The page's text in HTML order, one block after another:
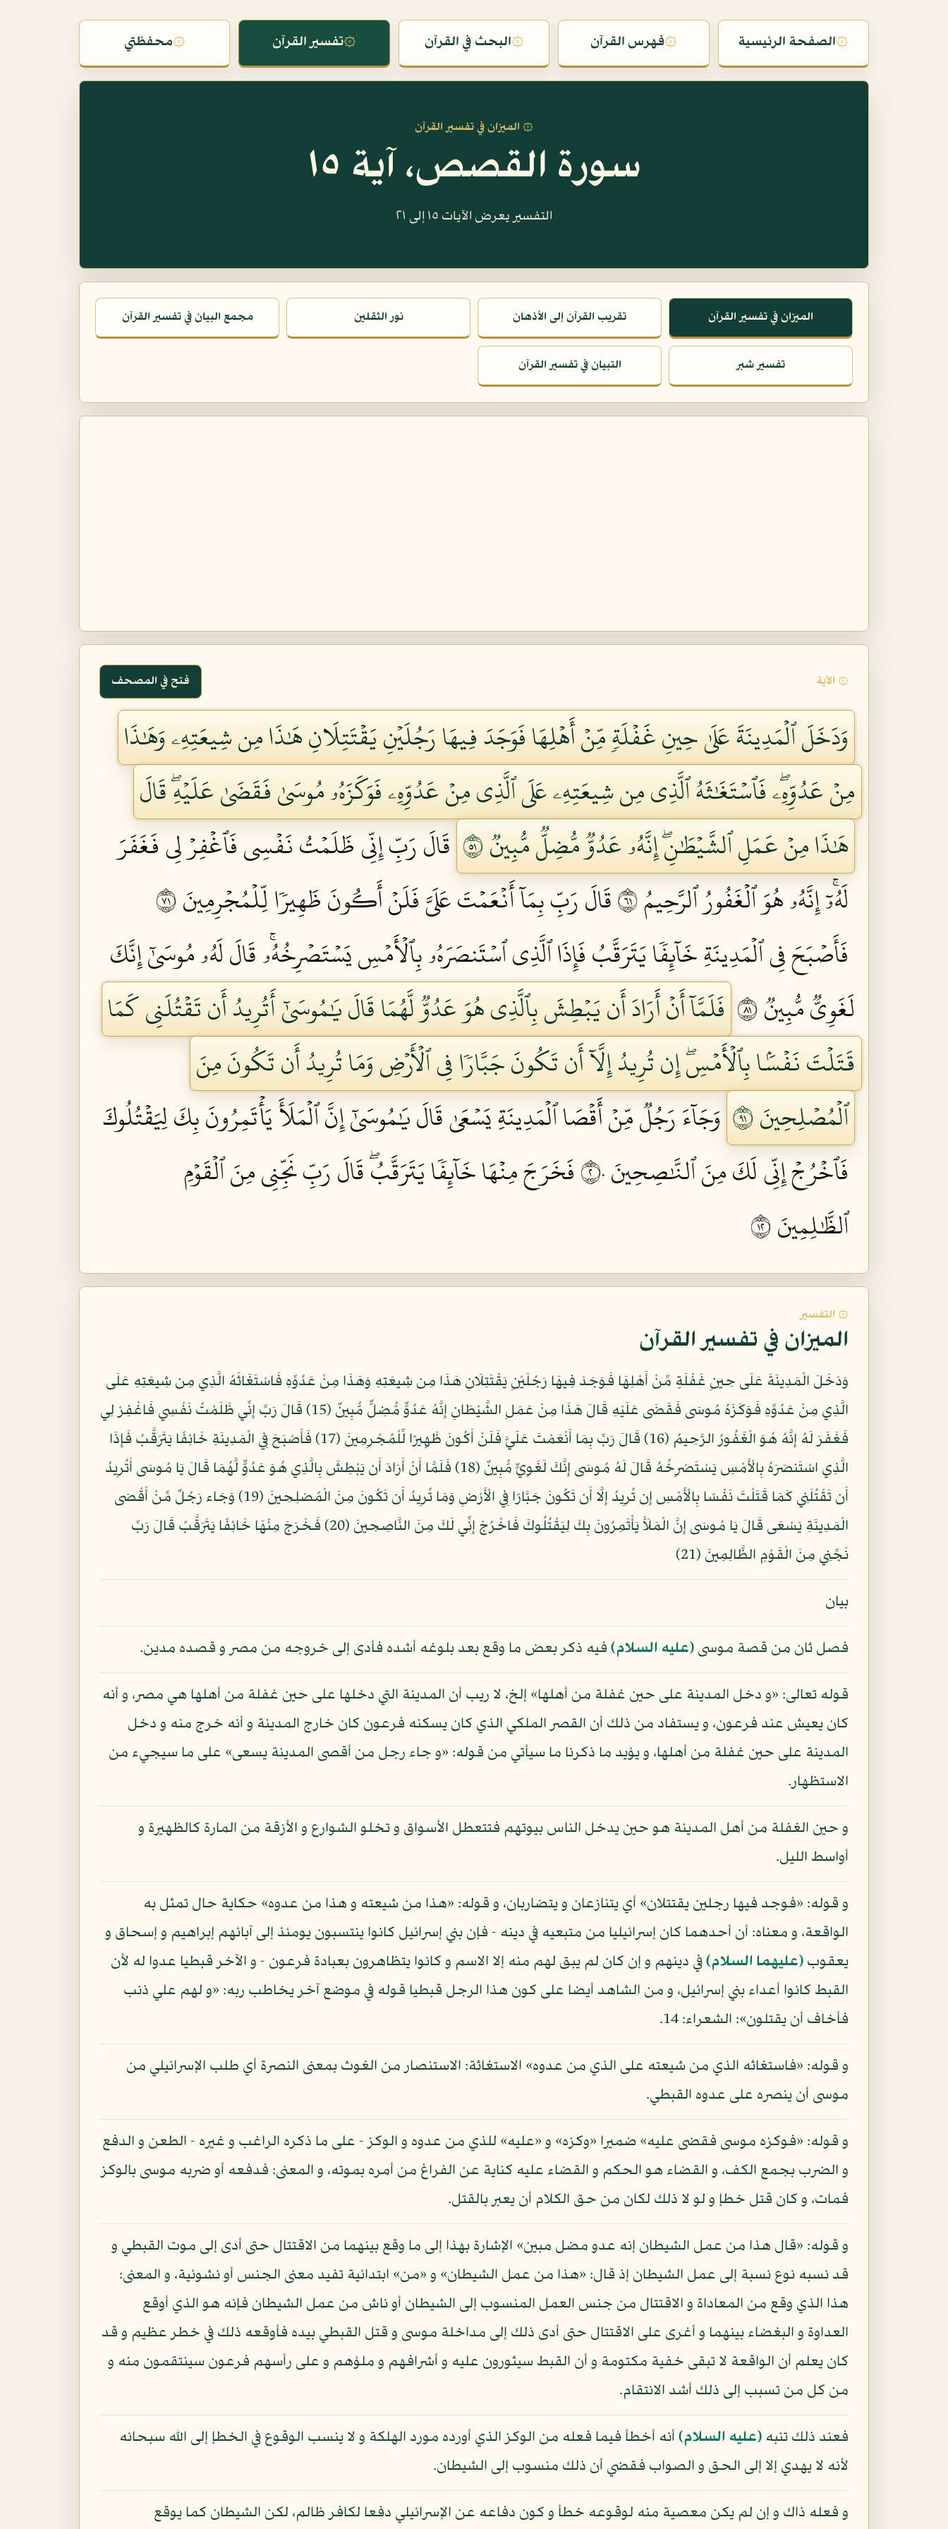
۞الصفحة الرئيسية ۞فهرس القرآن ۞البحث في القرآن ۞تفسير القرآن ۞محفظتي
۞ الميزان في تفسير القرآن
سورة القصص، آية ١٥
التفسير يعرض الآيات ١٥ إلى ٢١
الميزان في تفسير القرآن تقريب القرآن إلى الأذهان نور الثقلين مجمع البيان في تفسير القرآن
تفسير شبر التبيان في تفسير القرآن
۞ الآية فتح في المصحف
وَدَخَلَ ٱلۡمَدِينَةَ عَلَىٰ حِينِ غَفۡلَةٖ مِّنۡ أَهۡلِهَا فَوَجَدَ فِيهَا رَجُلَيۡنِ يَقۡتَتِلَانِ هَٰذَا مِن شِيعَتِهِۦ وَهَٰذَا
مِنۡ عَدُوِّهِۦۖ فَٱسۡتَغَٰثَهُ ٱلَّذِي مِن شِيعَتِهِۦ عَلَى ٱلَّذِي مِنۡ عَدُوِّهِۦ فَوَكَزَهُۥ مُوسَىٰ فَقَضَىٰ عَلَيۡهِۖ قَالَ
هَٰذَا مِنۡ عَمَلِ ٱلشَّيۡطَٰنِۖ إِنَّهُۥ عَدُوّٞ مُّضِلّٞ مُّبِينٞ ١٥
قَالَ رَبِّ إِنِّي ظَلَمۡتُ نَفۡسِي فَٱغۡفِرۡ لِي فَغَفَرَ
لَهُۥٓۚ إِنَّهُۥ هُوَ ٱلۡغَفُورُ ٱلرَّحِيمُ ١٦
قَالَ رَبِّ بِمَآ أَنۡعَمۡتَ عَلَيَّ فَلَنۡ أَكُونَ ظَهِيرٗا لِّلۡمُجۡرِمِينَ ١٧
فَأَصۡبَحَ فِي ٱلۡمَدِينَةِ خَآئِفٗا يَتَرَقَّبُ فَإِذَا ٱلَّذِي ٱسۡتَنصَرَهُۥ بِٱلۡأَمۡسِ يَسۡتَصۡرِخُهُۥۚ قَالَ لَهُۥ مُوسَىٰٓ إِنَّكَ
لَغَوِيّٞ مُّبِينٞ ١٨
فَلَمَّآ أَنۡ أَرَادَ أَن يَبۡطِشَ بِٱلَّذِي هُوَ عَدُوّٞ لَّهُمَا قَالَ يَٰمُوسَىٰٓ أَتُرِيدُ أَن تَقۡتُلَنِي كَمَا
قَتَلۡتَ نَفۡسَۢا بِٱلۡأَمۡسِۖ إِن تُرِيدُ إِلَّآ أَن تَكُونَ جَبَّارٗا فِي ٱلۡأَرۡضِ وَمَا تُرِيدُ أَن تَكُونَ مِنَ
ٱلۡمُصۡلِحِينَ ١٩
وَجَآءَ رَجُلٞ مِّنۡ أَقۡصَا ٱلۡمَدِينَةِ يَسۡعَىٰ قَالَ يَٰمُوسَىٰٓ إِنَّ ٱلۡمَلَأَ يَأۡتَمِرُونَ بِكَ لِيَقۡتُلُوكَ
فَٱخۡرُجۡ إِنِّي لَكَ مِنَ ٱلنَّٰصِحِينَ ٢٠
فَخَرَجَ مِنۡهَا خَآئِفٗا يَتَرَقَّبُۖ قَالَ رَبِّ نَجِّنِي مِنَ ٱلۡقَوۡمِ
ٱلظَّٰلِمِينَ ٢١
۞ التفسير
الميزان في تفسير القرآن
وَدَخَلَ الْمَدِينَةَ عَلَى حِينِ غَفْلَةٍ مِّنْ أَهْلِهَا فَوَجَدَ فِيهَا رَجُلَيْنِ يَقْتَتِلَانِ هَذَا مِن شِيعَتِهِ وَهَذَا مِنْ عَدُوِّهِ فَاسْتَغَاثَهُ الَّذِي مِن شِيعَتِهِ عَلَى
الَّذِي مِنْ عَدُوِّهِ فَوَكَزَهُ مُوسَى فَقَضَى عَلَيْهِ قَالَ هَذَا مِنْ عَمَلِ الشَّيْطَانِ إِنَّهُ عَدُوٌّ مُّضِلٌّ مُّبِينٌ (15) قَالَ رَبِّ إِنِّي ظَلَمْتُ نَفْسِي فَاغْفِرْ لِي
فَغَفَرَ لَهُ إِنَّهُ هُوَ الْغَفُورُ الرَّحِيمُ (16) قَالَ رَبِّ بِمَا أَنْعَمْتَ عَلَيَّ فَلَنْ أَكُونَ ظَهِيرًا لِّلْمُجْرِمِينَ (17) فَأَصْبَحَ فِي الْمَدِينَةِ خَائِفًا يَتَرَقَّبُ فَإِذَا
الَّذِي اسْتَنصَرَهُ بِالْأَمْسِ يَسْتَصْرِخُهُ قَالَ لَهُ مُوسَى إِنَّكَ لَغَوِيٌّ مُّبِينٌ (18) فَلَمَّا أَنْ أَرَادَ أَن يَبْطِشَ بِالَّذِي هُوَ عَدُوٌّ لَّهُمَا قَالَ يَا مُوسَى أَتُرِيدُ
أَن تَقْتُلَنِي كَمَا قَتَلْتَ نَفْسًا بِالْأَمْسِ إِن تُرِيدُ إِلَّا أَن تَكُونَ جَبَّارًا فِي الْأَرْضِ وَمَا تُرِيدُ أَن تَكُونَ مِنَ الْمُصْلِحِينَ (19) وَجَاء رَجُلٌ مِّنْ أَقْصَى
الْمَدِينَةِ يَسْعَى قَالَ يَا مُوسَى إِنَّ الْمَلَأَ يَأْتَمِرُونَ بِكَ لِيَقْتُلُوكَ فَاخْرُجْ إِنِّي لَكَ مِنَ النَّاصِحِينَ (20) فَخَرَجَ مِنْهَا خَائِفًا يَتَرَقَّبُ قَالَ رَبِّ
نَجِّنِي مِنَ الْقَوْمِ الظَّالِمِينَ (21)
بيان
فصل ثان من قصة موسى (عليه السلام) فيه ذكر بعض ما وقع بعد بلوغه أشده فأدى إلى خروجه من مصر و قصده مدين.
قوله تعالى: «و دخل المدينة على حين غفلة من أهلها» إلخ، لا ريب أن المدينة التي دخلها على حين غفلة من أهلها هي مصر، و أنه
كان يعيش عند فرعون، و يستفاد من ذلك أن القصر الملكي الذي كان يسكنه فرعون كان خارج المدينة و أنه خرج منه و دخل
المدينة على حين غفلة من أهلها، و يؤيد ما ذكرنا ما سيأتي من قوله: «و جاء رجل من أقصى المدينة يسعى» على ما سيجيء من
الاستظهار.
و حين الغفلة من أهل المدينة هو حين يدخل الناس بيوتهم فتتعطل الأسواق و تخلو الشوارع و الأزقة من المارة كالظهيرة و
أواسط الليل.
و قوله: «فوجد فيها رجلين يقتتلان» أي يتنازعان و يتضاربان، و قوله: «هذا من شيعته و هذا من عدوه» حكاية حال تمثل به
الواقعة، و معناه: أن أحدهما كان إسرائيليا من متبعيه في دينه - فإن بني إسرائيل كانوا ينتسبون يومئذ إلى آبائهم إبراهيم و إسحاق و
يعقوب (عليهما السلام)في دينهم و إن كان لم يبق لهم منه إلا الاسم و كانوا يتظاهرون بعبادة فرعون - و الآخر قبطيا عدوا له لأن
القبط كانوا أعداء بني إسرائيل، و من الشاهد أيضا على كون هذا الرجل قبطيا قوله في موضع آخر يخاطب ربه: «و لهم علي ذنب
فأخاف أن يقتلون»: الشعراء: 14.
و قوله: «فاستغاثه الذي من شيعته على الذي من عدوه» الاستغاثة: الاستنصار من الغوث بمعنى النصرة أي طلب الإسرائيلي من
موسى أن ينصره على عدوه القبطي.
و قوله: «فوكزه موسى فقضى عليه» ضميرا «وكزه» و «عليه» للذي من عدوه و الوكز - على ما ذكره الراغب و غيره - الطعن و الدفع
و الضرب بجمع الكف، و القضاء هو الحكم و القضاء عليه كناية عن الفراغ من أمره بموته، و المعنى: فدفعه أو ضربه موسى بالوكز
فمات، و كان قتل خطإ و لو لا ذلك لكان من حق الكلام أن يعبر بالقتل.
و قوله: «قال هذا من عمل الشيطان إنه عدو مضل مبين» الإشارة بهذا إلى ما وقع بينهما من الاقتتال حتى أدى إلى موت القبطي و
قد نسبه نوع نسبة إلى عمل الشيطان إذ قال: «هذا من عمل الشيطان» و «من» ابتدائية تفيد معنى الجنس أو نشوئية، و المعنى:
هذا الذي وقع من المعاداة و الاقتتال من جنس العمل المنسوب إلى الشيطان أو ناش من عمل الشيطان فإنه هو الذي أوقع
العداوة و البغضاء بينهما و أغرى على الاقتتال حتى أدى ذلك إلى مداخلة موسى و قتل القبطي بيده فأوقعه ذلك في خطر عظيم و قد
كان يعلم أن الواقعة لا تبقى خفية مكتومة و أن القبط سيثورون عليه و أشرافهم و ملؤهم و على رأسهم فرعون سينتقمون منه و
من كل من تسبب إلى ذلك أشد الانتقام.
فعند ذلك تنبه (عليه السلام) أنه أخطأ فيما فعله من الوكز الذي أورده مورد الهلكة و لا ينسب الوقوع في الخطإ إلى الله سبحانه
لأنه لا يهدي إلا إلى الحق و الصواب فقضي أن ذلك منسوب إلى الشيطان.
و فعله ذاك و إن لم يكن معصية منه لوقوعه خطأ و كون دفاعه عن الإسرائيلي دفعا لكافر ظالم، لكن الشيطان كما يوقع